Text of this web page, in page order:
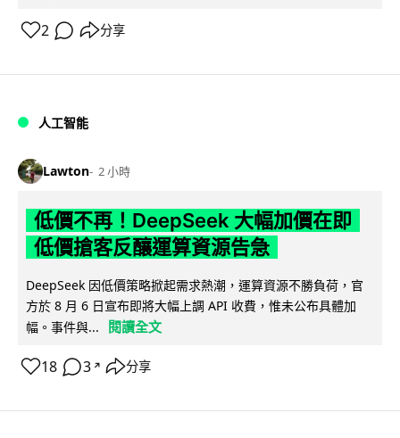
2 分享
人工智能
Lawton 2 小時
低價不再！DeepSeek 大幅加價在即
低價搶客反釀運算資源告急
DeepSeek 因低價策略掀起需求熱潮，運算資源不勝負荷，官
方於 8 月 6 日宣布即將大幅上調 API 收費，惟未公布具體加
幅。事件與...
閱讀全文
18 3 ↗ 分享